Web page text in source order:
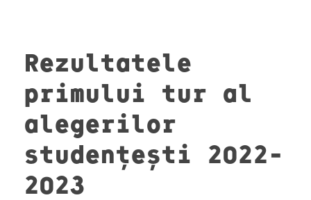
Rezultatele
primului tur al
alegerilor
studențești 2022-
2023